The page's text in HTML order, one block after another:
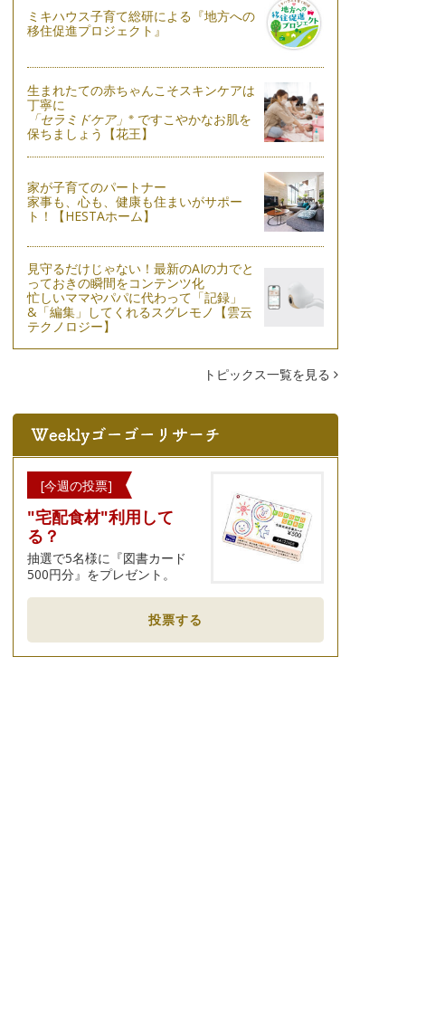
ミキハウス子育て総研による『地方への
移住促進プロジェクト』
生まれたての赤ちゃんこそスキンケアは
丁寧に
「セラミドケア」 ※ですこやかなお肌を
保ちましょう【花王】
家が子育てのパートナー
家事も、心も、健康も住まいがサポー
ト！【HESTAホーム】
見守るだけじゃない！最新のAIの力でと
っておきの瞬間をコンテンツ化
忙しいママやパパに代わって「記録」
&「編集」してくれるスグレモノ【雲云
テクノロジー】
トピックス一覧を見る
[今週の投票]
"宅配食材"利用して
る？
抽選で5名様に『図書カード
500円分』をプレゼント。
投票する